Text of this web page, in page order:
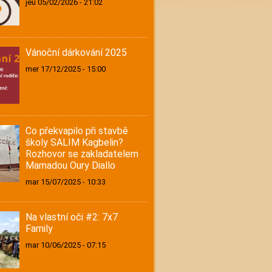
jeu 05/02/2026 - 21:02
Vánoční dárkování 2025
mer 17/12/2025 - 15:00
Co překvapilo při stavbě
školy SALIM Kagbelin?
Rozhovor se zakladatelem
Mamadou Oury Diallo
mar 15/07/2025 - 10:33
Na vlastní oči #2: 7x7
Family
mar 10/06/2025 - 07:15